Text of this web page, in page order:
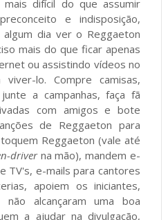
difícil do que assumir
e indisposição,
dia ver o Reggaeton
mais do que ficar apenas
ou assistindo vídeos no
lo. Compre camisas,
a campanhas, faça fã
com amigos e bote
de Reggaeton para
Reggaeton (vale até
driverna mão), mandem e-
TV's, e-mails para cantores
apoiem os iniciantes,
alcançaram uma boa
a ajudar na divulgação,